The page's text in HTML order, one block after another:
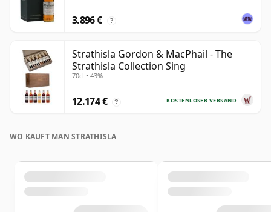
3.896 € ?
Strathisla Gordon & MacPhail - The
Strathisla Collection Sing
70cl • 43%
KOSTENLOSER VERSAND
12.174 € ?
WO KAUFT MAN STRATHISLA